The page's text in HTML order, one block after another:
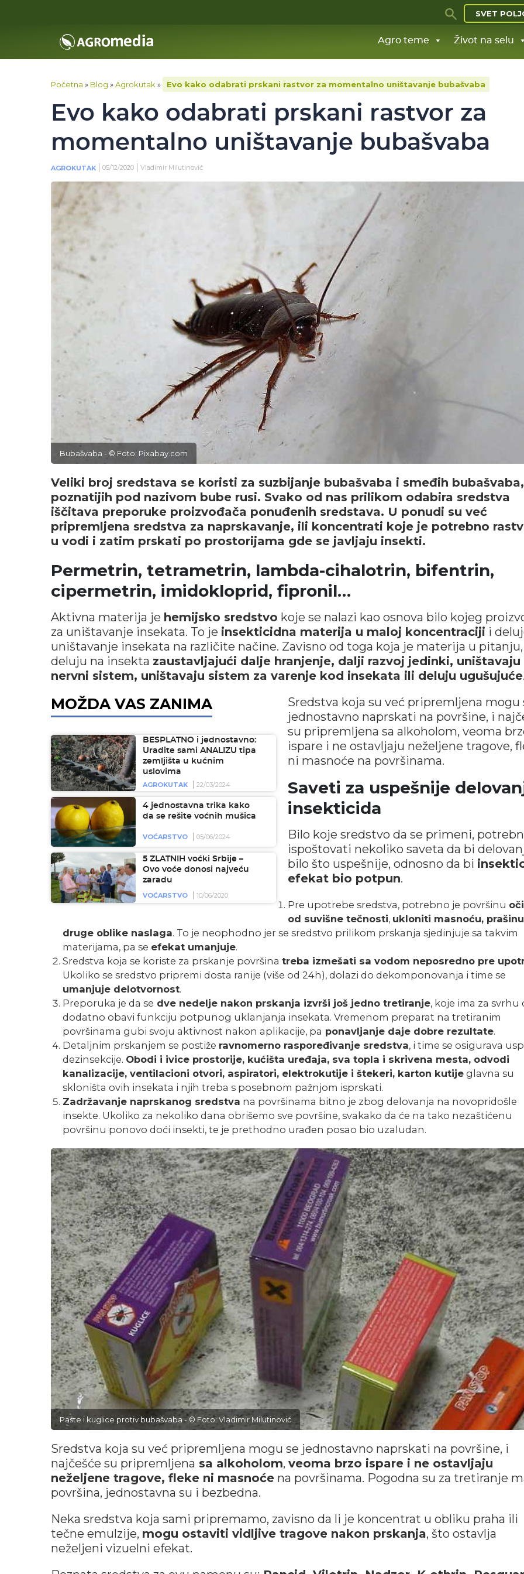
SVET
Agro teme Život na selu
Početna » Blog »Agrokutak » Evo kako odabrati prskani rastvor za momentalno uništavanje bubašvaba
Evo kako odabrati prskani rastvor za
momentalno uništavanje bubašvaba
AGROKUTAK 05/12/2020 Vladimir Milutinović
Bubašvaba - © Foto: Pixabay.com
Veliki broj sredstava se koristi za suzbijanje bubašvaba i smeđih bubašvaba,
poznatijih pod nazivom bube rusi. Svako od nas prilikom odabira sredstva
iščitava preporuke proizvođača ponuđenih sredstava. U ponudi su već
pripremljena sredstva za naprskavanje, ili koncentrati koje je potrebno
u vodi i zatim prskati po prostorijama gde se javljaju insekti.
Permetrin, tetrametrin, lambda-cihalotrin, bifentrin,
cipermetrin, imidokloprid, fipronil…
Aktivna materija je hemijsko sredstvo koje se nalazi kao osnova bilo kojeg
za uništavanje insekata. To je insekticidna materija u maloj koncentraciji i
uništavanje insekata na različite načine. Zavisno od toga koja je materija u pitanju,
deluju na insekta zaustavljajući dalje hranjenje, dalji razvoj jedinki, uništavaju
nervni sistem, uništavaju sistem za varenje kod insekata ili deluju ugušujuće
MOŽDA VAS ZANIMA
BESPLATNO i jednostavno:
Uradite sami ANALIZU tipa
zemljišta u kućnim
uslovima
AGROKUTAK
22/03/2024
4 jednostavna trika kako
da se rešite voćnih mušica
VOĆARSTVO 05/06/2024
5 ZLATNIH voćki Srbije –
Ovo voće donosi najveću
zaradu
VOĆARSTVO
10/06/2020
Sredstva koja su već pripremljena mogu
jednostavno naprskati na površine, i
su pripremljena sa alkoholom, veoma
ispare i ne ostavljaju neželjene tragove,
ni masnoće na površinama.
Saveti za uspešnije
insekticida
Bilo koje sredstvo da se primeni,
ispoštovati nekoliko saveta da bi
bilo što uspešnije, odnosno da bi
efekat bio potpun.
Pre upotrebe sredstva, potrebno je površinu
od suvišne tečnosti, ukloniti masnoću,
druge oblike naslaga. To je neophodno jer se sredstvo prilikom prskanja sjedinjuje sa takvim
materijama, pa se efekat umanjuje.
Sredstva koja se koriste za prskanje površina treba izmešati sa vodom neposredno pre
Ukoliko se sredstvo pripremi dosta ranije (više od 24h), dolazi do dekomponovanja i time se
umanjuje delotvornost.
Preporuka je da se dve nedelje nakon prskanja izvrši još jedno tretiranje, koje ima za svrhu
dodatno obavi funkciju potpunog uklanjanja insekata. Vremenom preparat na tretiranim
površinama gubi svoju aktivnost nakon aplikacije, pa ponavljanje daje dobre rezultate.
Detaljnim prskanjem se postiže ravnomerno raspoređivanje sredstva, i time se osigurava
dezinsekcije. Obodi i ivice prostorije, kućišta uređaja, sva topla i skrivena mesta, odvodi
kanalizacije, ventilacioni otvori, aspiratori, elektrokutije i štekeri, karton kutije glavna su
skloništa ovih insekata i njih treba s posebnom pažnjom isprskati.
Zadržavanje naprskanog sredstva na površinama bitno je zbog delovanja na novopridošle
insekte. Ukoliko za nekoliko dana obrišemo sve površine, svakako da će na tako nezaštićenu
površinu ponovo doći insekti, te je prethodno urađen posao bio uzaludan.
Paste i kuglice protiv bubašvaba - © Foto: Vladimir Milutinović
Sredstva koja su već pripremljena mogu se jednostavno naprskati na površine, i
najčešće su pripremljena sa alkoholom, veoma brzo ispare i ne ostavljaju
neželjene tragove, fleke ni masnoće na površinama. Pogodna su za tretiranje
površina, jednostavna su i bezbedna.
Neka sredstva koja sami pripremamo, zavisno da li je koncentrat u obliku praha ili
tečne emulzije, mogu ostaviti vidljive tragove nakon prskanja, što ostavlja
neželjeni vizuelni efekat.